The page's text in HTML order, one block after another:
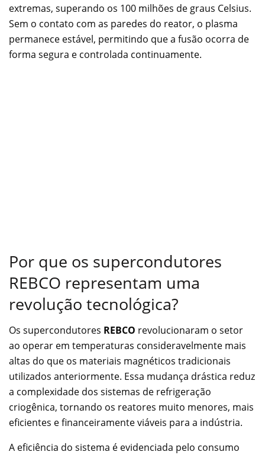
extremas, superando os 100 milhões de graus Celsius.
Sem o contato com as paredes do reator, o plasma
permanece estável, permitindo que a fusão ocorra de
forma segura e controlada continuamente.
Por que os supercondutores
REBCO representam uma
revolução tecnológica?
Os supercondutores REBCO revolucionaram o setor
ao operar em temperaturas consideravelmente mais
altas do que os materiais magnéticos tradicionais
utilizados anteriormente. Essa mudança drástica reduz
a complexidade dos sistemas de refrigeração
criogênica, tornando os reatores muito menores, mais
eficientes e financeiramente viáveis para a indústria.
A eficiência do sistema é evidenciada pelo consumo